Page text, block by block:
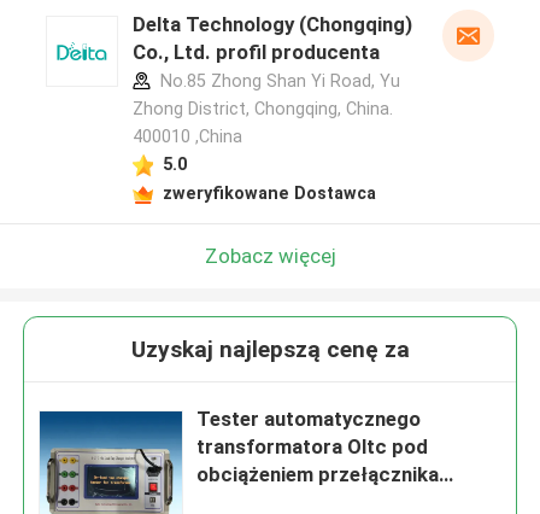
Delta Technology (Chongqing)
Co., Ltd. profil producenta
No.85 Zhong Shan Yi Road, Yu
Zhong District, Chongqing, China.
400010 ,China
5.0
zweryfikowane Dostawca
Zobacz więcej
Uzyskaj najlepszą cenę za
Tester automatycznego
transformatora Oltc pod
obciążeniem przełącznika